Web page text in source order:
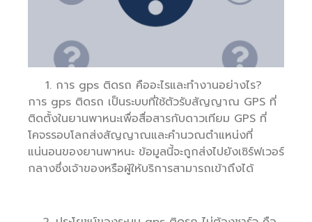
การ gps ติดรถ คืออะไรและทำงานอย่างไร?
การ gps ติดรถ เป็นระบบที่ใช้ตัวรับสัญญาณ GPS ที่
ติดตั้งในยานพาหนะเพื่อสื่อสารกับดาวเทียม GPS ที่
โคจรรอบโลกส่งสัญญาณและคำนวณตำแหน่งที่
แน่นอนของยานพาหนะ ข้อมูลนี้จะถูกส่งไปยังเซิร์ฟเวอร์
กลางซึ่งเจ้าของหรือผู้ให้บริการสามารถเข้าถึงได้